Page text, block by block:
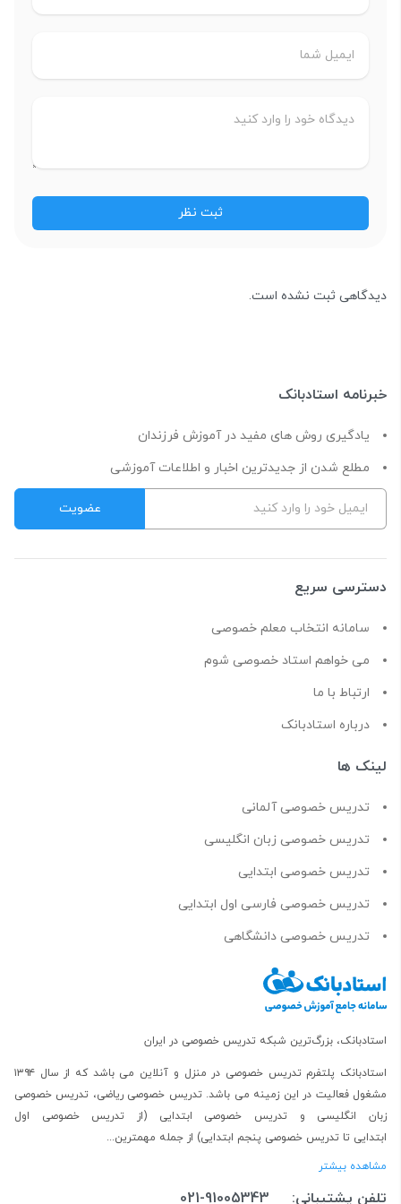
دیدگاهی ثبت نشده است.
خبرنامه استادبانک
یادگیری روش های مفید در آموزش فرزندان
مطلع شدن از جدیدترین اخبار و اطلاعات آموزشی
دسترسی سریع
سامانه انتخاب معلم خصوصی
می خواهم استاد خصوصی شوم
ارتباط با ما
درباره استادبانک
لینک ها
تدریس خصوصی آلمانی
تدریس خصوصی زبان انگلیسی
تدریس خصوصی ابتدایی
تدریس خصوصی فارسی اول ابتدایی
تدریس خصوصی دانشگاهی
استادبانک، بزرگ‌ترین شبکه تدریس خصوصی در ایران
استادبانک پلتفرم تدریس خصوصی در منزل و آنلاین
می باشد که از سال ۱۳۹۴
مشغول فعالیت در این زمینه می باشد.تدریس خصوصی ریاضی، تدریس خصوصی
زبان انگلیسی و تدریس خصوصی ابتدایی (از
تدریس خصوصی اول
ابتدایی تا تدریس خصوصی پنجم ابتدایی) از جمله مهمترین...
مشاهده بیشتر
تلفن پشتیبانی: 021-91005343